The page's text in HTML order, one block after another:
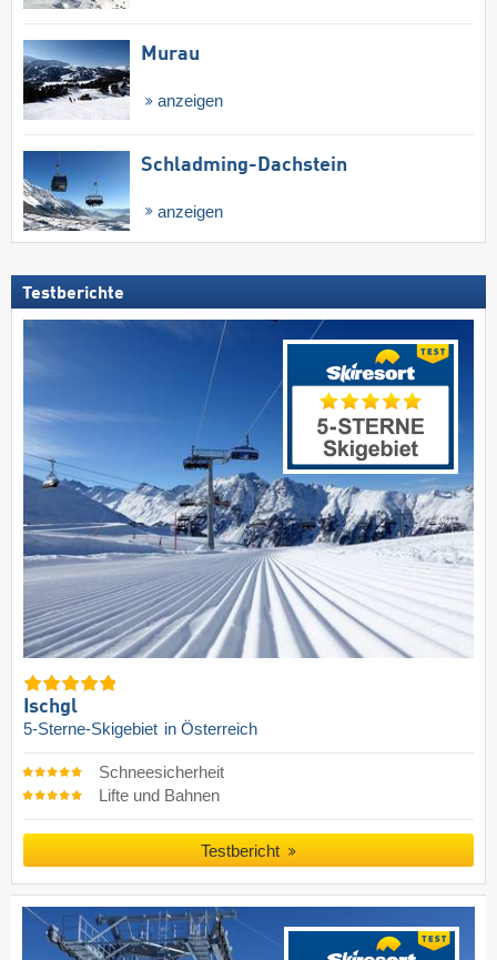
Murau
anzeigen
Schladming-Dachstein
anzeigen
Testberichte
Ischgl
5-Sterne-Skigebiet in Österreich
Schneesicherheit
Lifte und Bahnen
Testbericht